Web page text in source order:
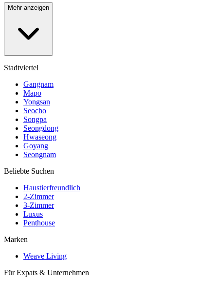
Mehr anzeigen
Stadtviertel
Gangnam
Mapo
Yongsan
Seocho
Songpa
Seongdong
Hwaseong
Goyang
Seongnam
Beliebte Suchen
Haustierfreundlich
2-Zimmer
3-Zimmer
Luxus
Penthouse
Marken
Weave Living
Für Expats & Unternehmen